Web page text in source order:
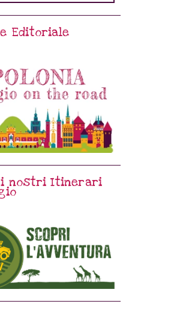
Editoriale
i nostri Itinerari